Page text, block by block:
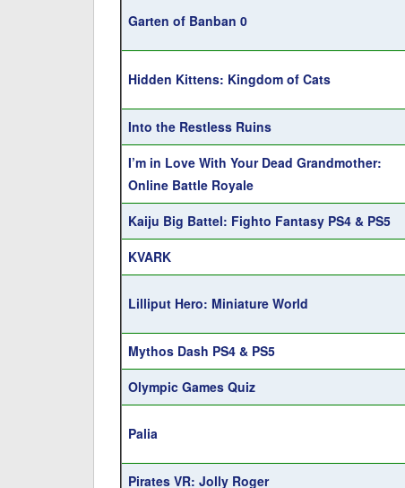
Garten of Banban 0
Hidden Kittens: Kingdom of Cats
Into the Restless Ruins
I’m in Love With Your Dead Grandmother:
Online Battle Royale
Kaiju Big Battel: Fighto Fantasy PS4 & PS5
KVARK
Lilliput Hero: Miniature World
Mythos Dash PS4 & PS5
Olympic Games Quiz
Palia
Pirates VR: Jolly Roger